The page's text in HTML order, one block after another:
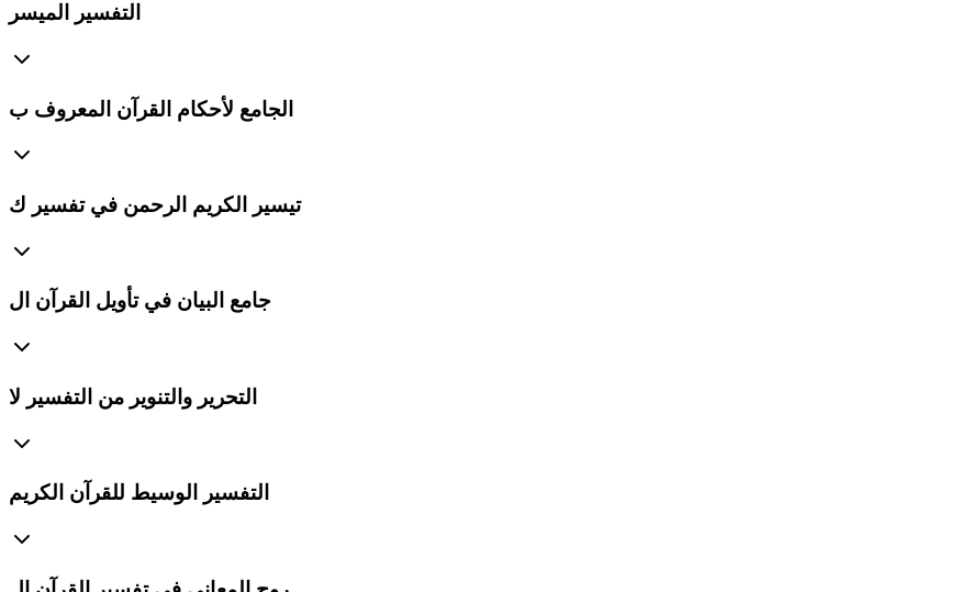
التفسير الميسر
الجامع لأحكام القرآن المعروف ب
تيسير الكريم الرحمن في تفسير ك
جامع البيان في تأويل القرآن ال
التحرير والتنوير من التفسير لا
التفسير الوسيط للقرآن الكريم